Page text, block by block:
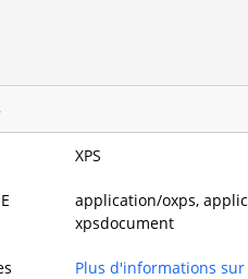
XPS
application/oxps,
xpsdocument
Plus d'informations sur